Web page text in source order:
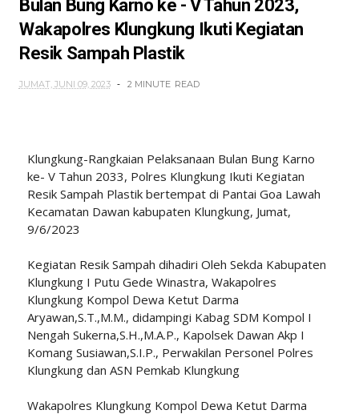
Bulan Bung Karno ke - V Tahun 2023,
Wakapolres Klungkung Ikuti Kegiatan
Resik Sampah Plastik
JUMAT, JUNI 09, 2023 2 MINUTE READ
Klungkung-Rangkaian Pelaksanaan Bulan Bung Karno
ke- V Tahun 2033, Polres Klungkung Ikuti Kegiatan
Resik Sampah Plastik bertempat di Pantai Goa Lawah
Kecamatan Dawan kabupaten Klungkung, Jumat,
9/6/2023
Kegiatan Resik Sampah dihadiri Oleh Sekda Kabupaten
Klungkung I Putu Gede Winastra, Wakapolres
Klungkung Kompol Dewa Ketut Darma
Aryawan,S.T.,M.M., didampingi Kabag SDM Kompol I
Nengah Sukerna,S.H.,M.A.P., Kapolsek Dawan Akp I
Komang Susiawan,S.I.P., Perwakilan Personel Polres
Klungkung dan ASN Pemkab Klungkung
Wakapolres Klungkung Kompol Dewa Ketut Darma